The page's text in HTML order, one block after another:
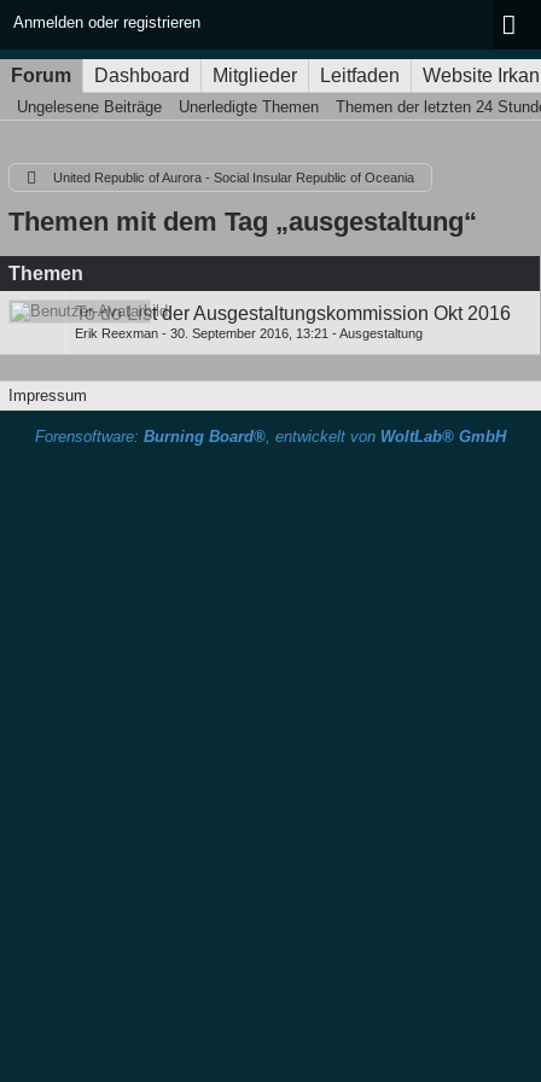
Anmelden oder registrieren
Forum Dashboard Mitglieder Leitfaden Website
Ungelesene Beiträge Unerledigte Themen Themen der letzten 24
United Republic of Aurora - Social Insular Republic of Oceania
Themen mit dem Tag „ausgestaltung“
Themen
To do List der Ausgestaltungskommission Okt 2016
Erik Reexman - 30. September 2016, 13:21 -Ausgestaltung
Impressum
Forensoftware: Burning Board®, entwickelt von WoltLab® GmbH